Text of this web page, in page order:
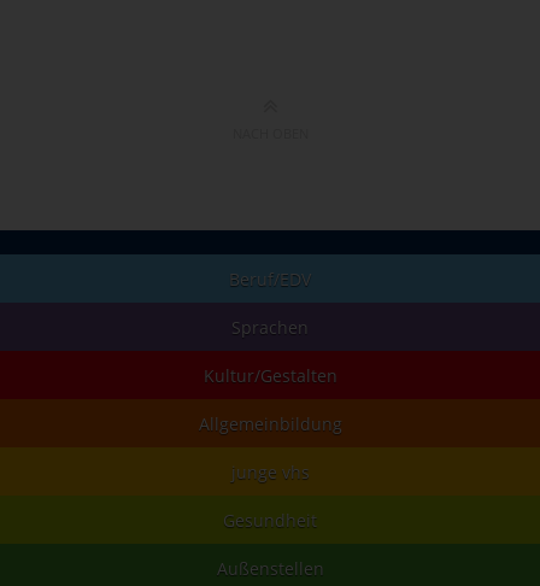
Beruf/EDV
Sprachen
Kultur/Gestalten
Allgemeinbildung
junge vhs
Gesundheit
Außenstellen